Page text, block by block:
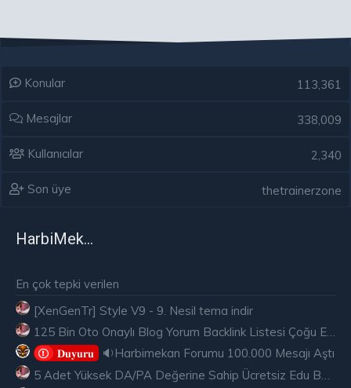
Konular 113,361
Mesajlar 338,009
Kullanıcılar 2,340
Son üye thetrainerzone
HarbiMekân
En çok tepki verilen
[XenGenTr] Style V9 - 9. Nesil tema indir
125 Bin Oto Onaylı Blog Yorum Backlink Listesi Çoğu Edu ve Gov Ücretsiz
𝐃𝐮𝐲𝐮𝐫𝐮
🔉Harbimekan Forumu 100.000 Mesajı Aştı